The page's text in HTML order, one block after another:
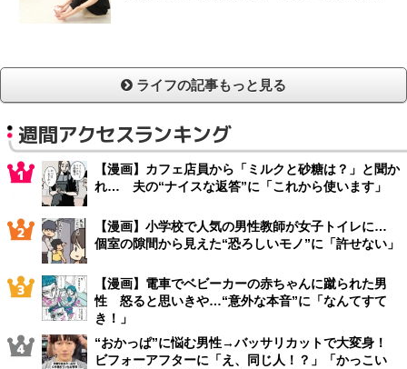
ライフの記事もっと見る
週間アクセスランキング
【漫画】カフェ店員から「ミルクと砂糖は？」と聞か
れ… 夫の“ナイスな返答”に「これから使います」
【漫画】小学校で人気の男性教師が女子トイレに…
個室の隙間から見えた“恐ろしいモノ”に「許せない」
【漫画】電車でベビーカーの赤ちゃんに蹴られた男
性 怒ると思いきや…“意外な本音”に「なんてすて
き！」
“おかっぱ”に悩む男性→バッサリカットで大変身！
ビフォーアフターに「え、同じ人！？」「かっこい